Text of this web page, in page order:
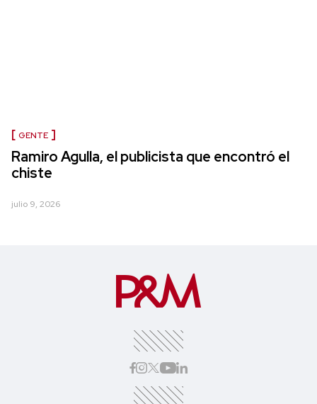
GENTE
Ramiro Agulla, el publicista que encontró el
chiste
julio 9, 2026